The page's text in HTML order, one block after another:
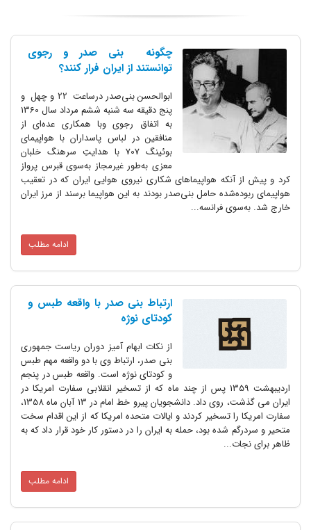
چگونه بنی صدر و رجوی
توانستند از ایران فرار کنند؟
ابوالحسن بنی‌صدر درساعت 22 و چهل و
پنج دقیقه سه شنبه ششم مرداد سال 1360
به اتفاق رجوی وبا همکاری عده‌ای از
منافقین در لباس پاسداران با هواپیمای
بوئینگ 707 با هدایتِ سرهنگ خلبان
معزی به‌طور غیرمجاز به‌سوی قبرس پرواز
کرد و پیش از آنکه هواپیماهای شکاری نیروی هوایی ایران که در تعقیب
هواپیمای ربوده‌شده‌ حامل بنی‌صدر بودند به این هواپیما برسند از مرز ایران
خارج شد. به‌سوی فرانسه...
ادامه مطلب
ارتباط بنی صدر با واقعه طبس و
کودتای نوژه
از نکات ابهام آمیز دوران ریاست جمهوری
بنی صدر، ارتباط وی با دو واقعه مهم طبس
و کودتای نوژه است. واقعه طبس در پنجم
اردیبهشت 1359 پس از چند ماه که از تسخیر انقلابی سفارت امریکا در
ایران می گذشت، روی داد. دانشجویان پیرو خط امام در 13 آبان ماه 1358،
سفارت امریکا را تسخیر کردند و ایالات متحده امریکا که از این اقدام سخت
متحیر و سردرگم شده بود، حمله به ایران را در دستور کار خود قرار داد که به
ظاهر برای نجات...
ادامه مطلب